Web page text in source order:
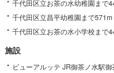
千代田区立お茶の水幼稚園まで
千代田区立昌平幼稚園まで
千代田区立お茶の水小学校まで
施設
ビューアルッテ JR御茶ノ水駅